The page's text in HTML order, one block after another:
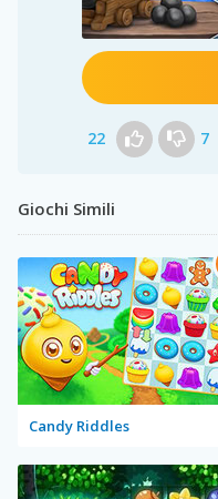
22 7
Giochi Simili
Candy Riddles